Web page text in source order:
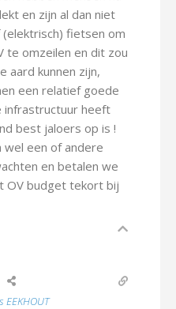
en zijn al dan niet
fietsen om
te omzeilen en dit zou
aard kunnen zijn,
een relatief goede
heeft
best jaloers op is !
wel een of andere
en betalen we
OV budget tekort bij
EEKHOUT